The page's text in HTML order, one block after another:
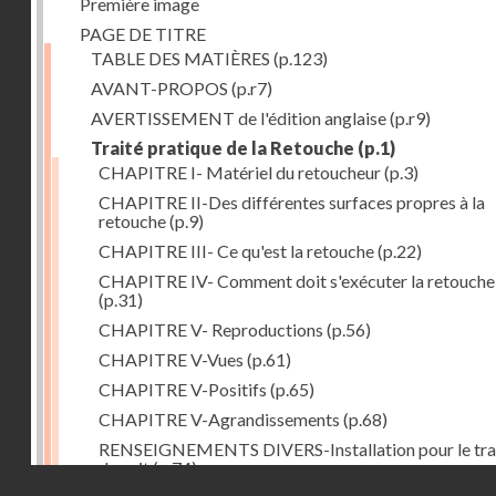
PAGE DE TITRE
TABLE DES MATIÈRES (p.123)
AVANT-PROPOS (p.r7)
AVERTISSEMENT de l'édition anglaise(p.r9)
Traité pratique de la Retouche (p.1)
CHAPITRE I- Matériel du retoucheur(p.3)
CHAPITRE II-Des différentes surfaces propres à la
retouche(p.9)
CHAPITRE III- Ce qu'est la retouche(p.22)
CHAPITRE IV- Comment doit s'exécuter la retouche
(p.31)
CHAPITRE V- Reproductions (p.56)
CHAPITRE V-Vues (p.61)
CHAPITRE V-Positifs (p.65)
CHAPITRE V-Agrandissements (p.68)
RENSEIGNEMENTS DIVERS-Installation pour le
de nuit(p.74)